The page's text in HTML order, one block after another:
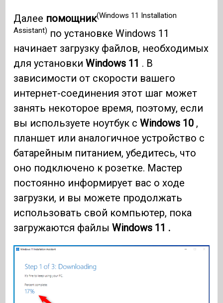
Далее помощник(Windows 11 Installation
Assistant) по установке Windows 11
начинает загрузку файлов, необходимых
для установкиWindows 11 . В
зависимости от скорости вашего
интернет-соединения этот шаг может
занять некоторое время, поэтому, если
вы используете ноутбук сWindows 10 ,
планшет или аналогичное устройство с
батарейным питанием, убедитесь, что
оно подключено к розетке. Мастер
постоянно информирует вас о ходе
загрузки, и вы можете продолжать
использовать свой компьютер, пока
загружаются файлыWindows 11 .